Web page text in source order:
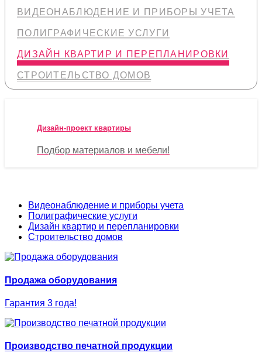
ВИДЕОНАБЛЮДЕНИЕ И ПРИБОРЫ УЧЕТА
ПОЛИГРАФИЧЕСКИЕ УСЛУГИ
ДИЗАЙН КВАРТИР И ПЕРЕПЛАНИРОВКИ
СТРОИТЕЛЬСТВО ДОМОВ
Дизайн-проект квартиры
Подбор материалов и мебели!
Видеонаблюдение и приборы учета
Полиграфические услуги
Дизайн квартир и перепланировки
Строительство домов
Продажа оборудования
Гарантия 3 года!
Производство печатной продукции